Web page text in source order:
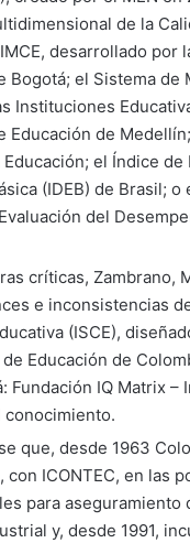
de la
desarrollado por
Bogotá; el Sistema de
Instituciones
Educación de
Educación; el Índice
(IDEB) de Brasil; o
del
críticas, Zambrano,
e inconsistencias
(ISCE),
Educación de
Fundación IQ Matrix –
conocimiento.
que, desde 1963
con ICONTEC, en las
para aseguramiento
y, desde 1991,